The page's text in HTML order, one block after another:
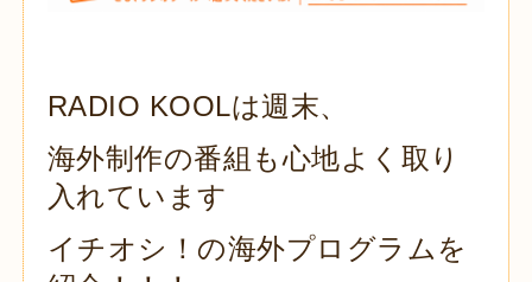
RADIO KOOLは週末、
海外制作の番組も心地よく取り
入れています
イチオシ！の海外プログラムを